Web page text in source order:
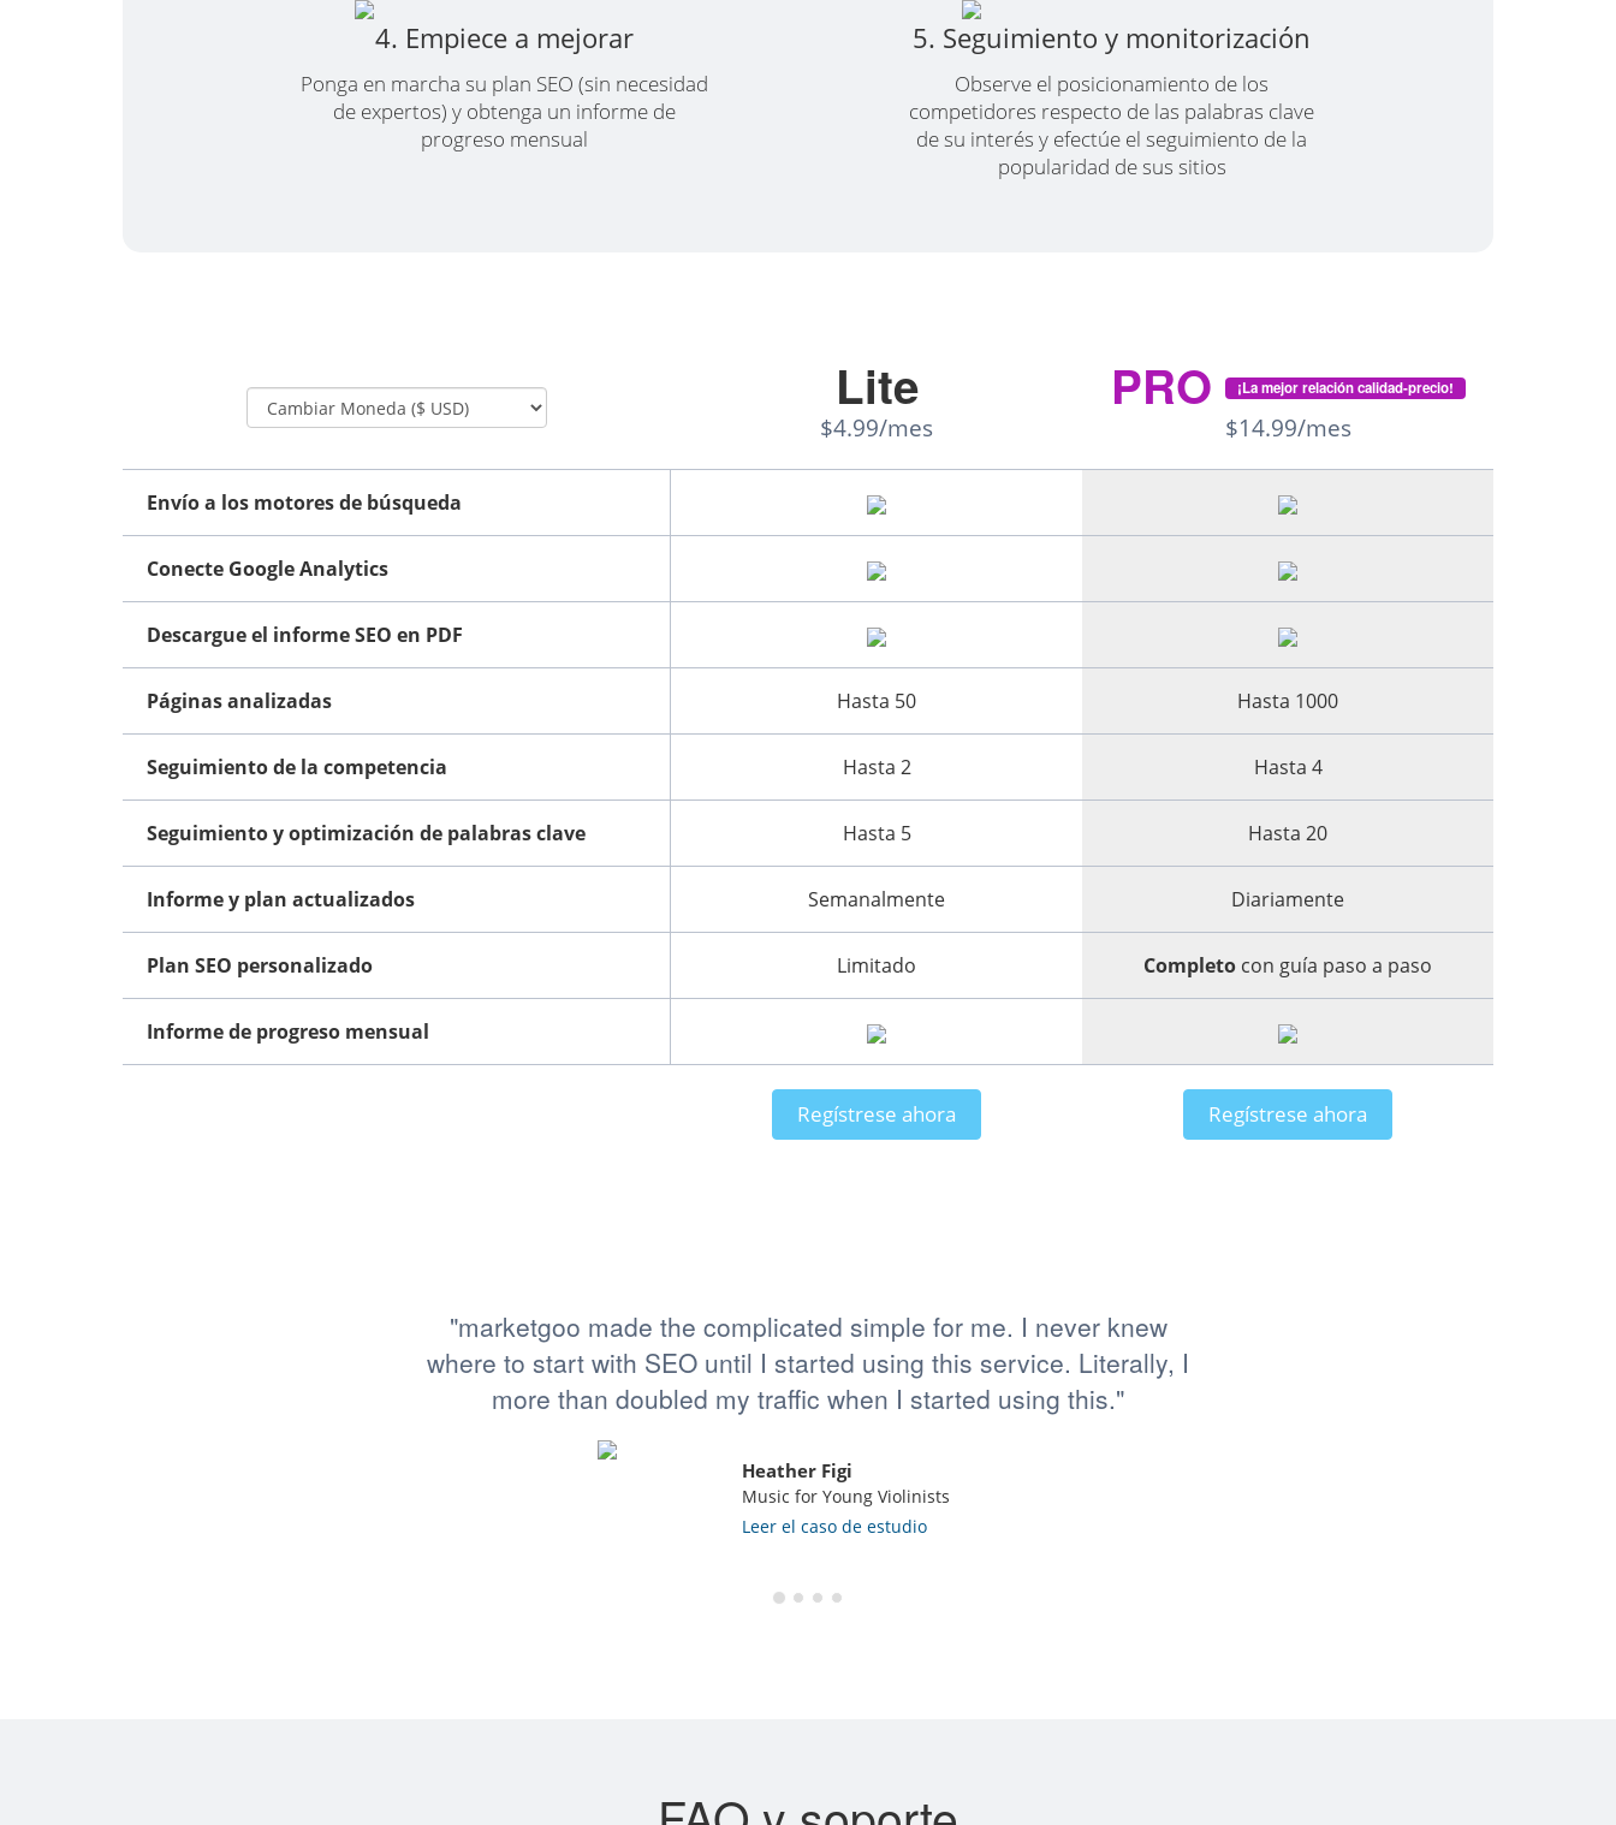
4. Empiece a mejorar
Ponga en marcha su plan SEO (sin necesidad
de expertos) y obtenga un informe de
progreso mensual
5. Seguimiento y monitorización
Observe el posicionamiento de los
competidores respecto de las palabras clave
de su interés y efectúe el seguimiento de la
popularidad de sus sitios
Envío a los motores de búsqueda
Conecte Google Analytics
Descargue el informe SEO en PDF
Páginas analizadas
Seguimiento de la competencia
Seguimiento y optimización de palabras clave
Informe y plan actualizados
Plan SEO personalizado
Informe de progreso mensual
Lite
$4.99/mes
Hasta 50
Hasta 2
Hasta 5
Semanalmente
Limitado
Regístrese ahora
PRO ¡La mejor relación calidad-precio!
$14.99/mes
Hasta 1000
Hasta 4
Hasta 20
Diariamente
Completo con guía paso a paso
Regístrese ahora
"marketgoo made the complicated simple for me. I never knew
where to start with SEO until I started using this service. Literally, I
more than doubled my traffic when I started using this."
Heather Figi
Music for Young Violinists
Leer el caso de estudio